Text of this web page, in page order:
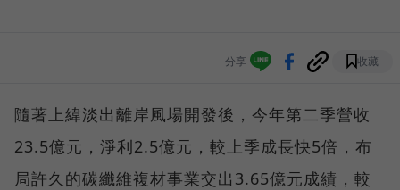
分享 收藏
隨著上緯淡出離岸風場開發後，今年第二季營收
23.5億元，淨利2.5億元，較上季成長快5倍，布
局許久的碳纖維複材事業交出3.65億元成績，較